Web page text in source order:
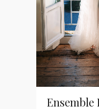
Ensemble